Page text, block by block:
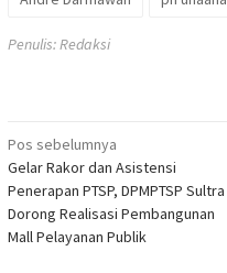
Penulis: Redaksi
Navigasi
pos
Pos sebelumnya
Gelar Rakor dan Asistensi
Penerapan PTSP, DPMPTSP Sultra
Dorong Realisasi Pembangunan
Mall Pelayanan Publik